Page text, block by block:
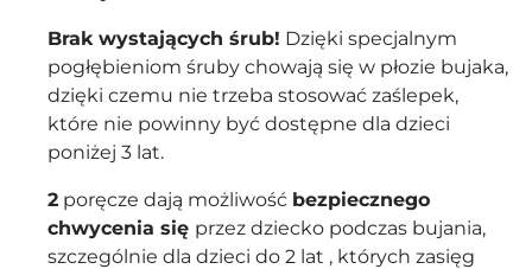
Brak wystających śrub! Dzięki specjalnym
pogłębieniom śruby chowają się w płozie bujaka,
dzięki czemu nie trzeba stosować zaślepek,
które nie powinny być dostępne dla dzieci
poniżej 3 lat.
2 poręcze dają możliwość bezpiecznego
chwycenia się przez dziecko podczas bujania,
szczególnie dla dzieci do 2 lat , których zasięg